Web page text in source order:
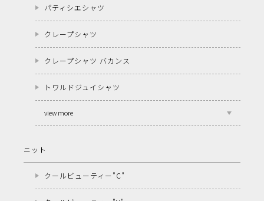
パティシエシャツ
クレープシャツ
クレープシャツ バカンス
トワルドジュイシャツ
view more
ニット
クールビューティー"C"